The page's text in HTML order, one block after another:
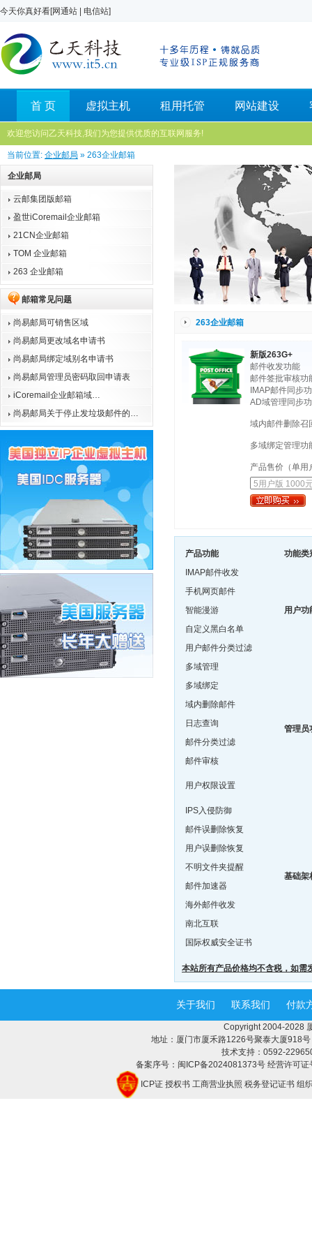
今天你真好看[网通站 电信站]
首 页 虚拟主机 租用托管 网站建设
欢迎您访问乙天科技,我们为您提供优质的互联网服务!
当前位置: 企业邮局 » 263企业邮箱
企业邮局
云邮集团版邮箱
盈世iCoremail企业邮箱
21CN企业邮箱
TOM 企业邮箱
263 企业邮箱
邮箱常见问题
尚易邮局可销售区域
尚易邮局更改域名申请书
尚易邮局绑定域别名申请书
尚易邮局管理员密码取回申请表
iCoremail企业邮箱域…
尚易邮局关于停止发垃圾邮件的…
263企业邮箱
新版263G+
邮件收发功能
邮件签批审核功
IMAP邮件同步
AD域管理同步
域内邮件删除召
多域绑定管理功
产品售价（单用
产品功能
功能类
IMAP邮件收发
用户功
手机网页邮件
智能漫游
自定义黑白名单
用户邮件分类过滤
多域管理
管理员
多域绑定
域内删除邮件
日志查询
邮件分类过滤
邮件审核
用户权限设置
IPS入侵防御
基础架
邮件误删除恢复
用户误删除恢复
不明文件夹提醒
邮件加速器
海外邮件收发
南北互联
国际权威安全证书
本站所有产品价格均不含税，如需
关于我们 联系我们 付款
Copyright 2004-2028
地址：厦门市厦禾路1226号聚泰大厦918
技术支持：0592-
备案序号：闽ICP备2024081373号 经营许可
ICP证 授权书 工商营业执照 税务登记证书 组